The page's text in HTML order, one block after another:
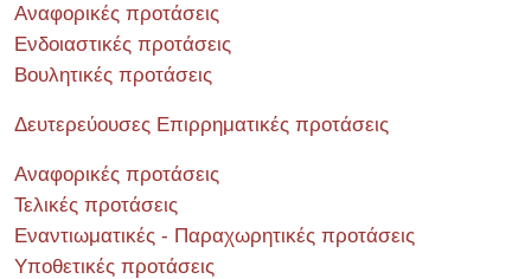
Αναφορικές προτάσεις
Ενδοιαστικές προτάσεις
Βουλητικές προτάσεις
Δευτερεύουσες Επιρρηματικές προτάσεις
Αναφορικές προτάσεις
Τελικές προτάσεις
Εναντιωματικές - Παραχωρητικές προτάσεις
Υποθετικές προτάσεις